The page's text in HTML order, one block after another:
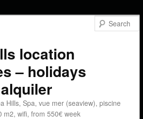
location
– holidays
Hills, Spa, vue mer (seaview), piscine
m2, wifi, from 550€ week